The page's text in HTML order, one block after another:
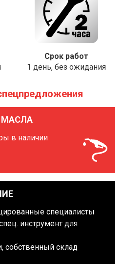
Срок работ
1 день, без ожидания
МАСЛА
в наличии
специалисты
инструмент для
собственный склад